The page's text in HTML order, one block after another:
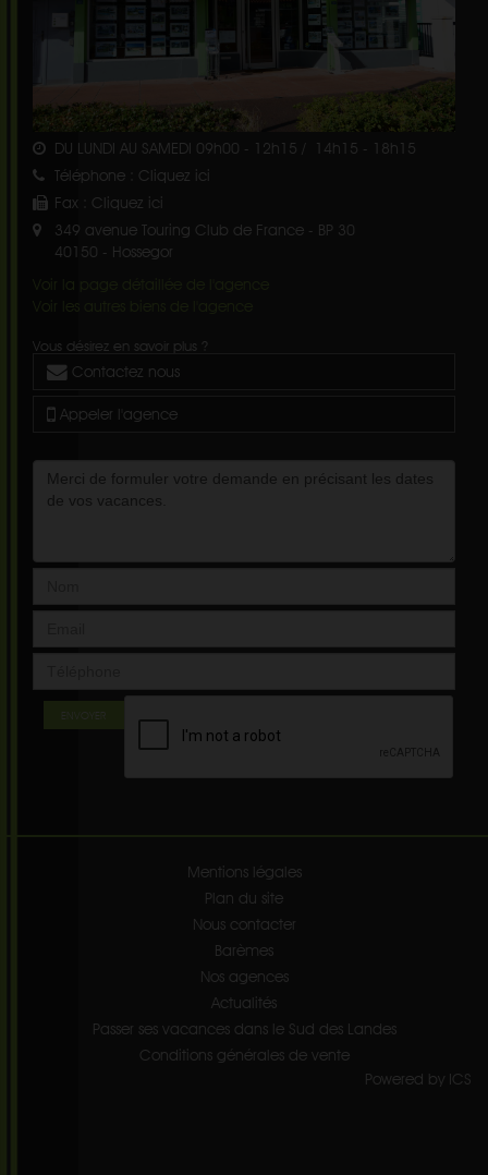
DU LUNDI AU SAMEDI 09h00 - 12h15 / 14h15 - 18h15
Téléphone : Cliquez ici
Fax : Cliquez ici
349 avenue Touring Club de France - BP 30
40150 - Hossegor
Voir la page détaillée de l'agence
Voir les autres biens de l'agence
Vous désirez en savoir plus ?
Contactez nous
Appeler l'agence
ENVOYER
Mentions légales
Plan du site
Nous contacter
Barèmes
Nos agences
Actualités
Passer ses vacances dans le Sud des Landes
Conditions générales de vente
Powered by ICS